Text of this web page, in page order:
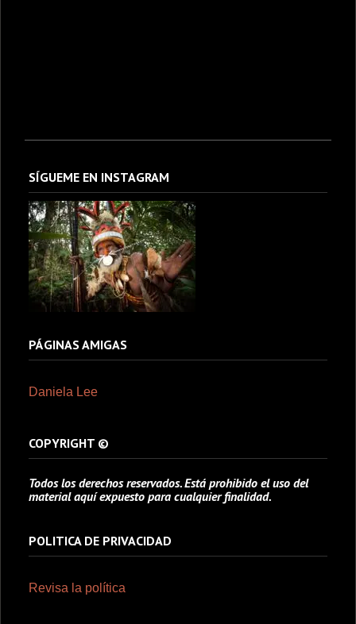
SÍGUEME EN INSTAGRAM
PÁGINAS AMIGAS
Daniela Lee
COPYRIGHT ©
Todos los derechos reservados. Está prohibido el uso del
material aquí expuesto para cualquier finalidad.
POLITICA DE PRIVACIDAD
Revisa la política